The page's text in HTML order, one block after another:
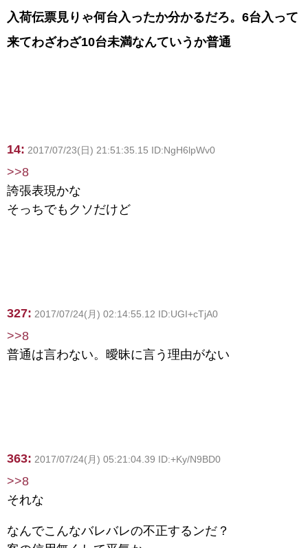
入荷伝票見りゃ何台入ったか分かるだろ。6台入って
来てわざわざ10台未満なんていうか普通
14: 2017/07/23(日) 21:51:35.15 ID:NgH6lpWv0
>>8
誇張表現かな
そっちでもクソだけど
327: 2017/07/24(月) 02:14:55.12 ID:UGI+cTjA0
>>8
普通は言わない。曖昧に言う理由がない
363: 2017/07/24(月) 05:21:04.39 ID:+Ky/N9BD0
>>8
それな
なんでこんなバレバレの不正するンだ？